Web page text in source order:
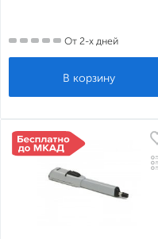
От 2-х дней